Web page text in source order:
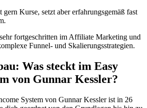
gern Kurse, setzt aber erfahrungsgemäß fast
fortgeschritten im Affiliate Marketing und
Funnel- und Skalierungsstrategien.
Was steckt im Easy
von Gunnar Kessler?
System von Gunnar Kessler ist in 26